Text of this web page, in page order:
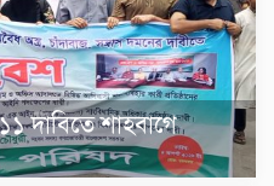
দাবিতে শাহবাগে